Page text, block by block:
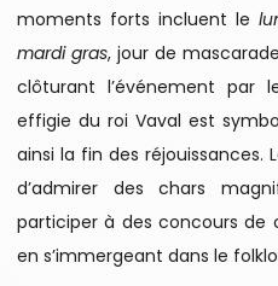
moments forts incluent le
mardi gras, jour de
clôturant l’événement par
effigie du roi Vaval est
ainsi la fin des réjouissances.
d’admirer des chars
participer à des concours de
en s’immergeant dans le